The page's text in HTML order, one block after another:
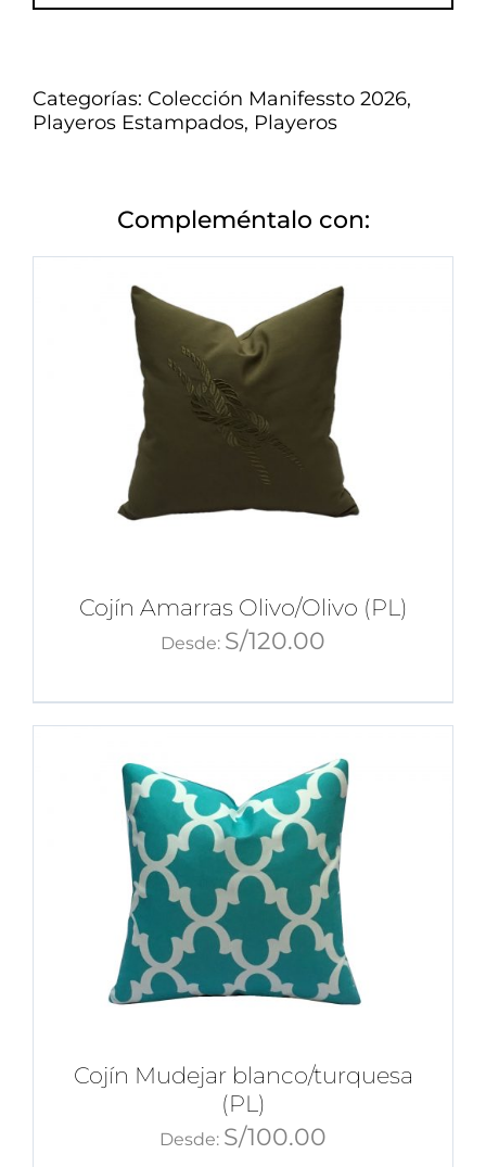
Categorías: Colección Manifessto 2026,
Playeros Estampados, Playeros
Compleméntalo con:
Cojín Amarras Olivo/Olivo (PL)
Desde: S/120.00
Cojín Mudejar blanco/turquesa
(PL)
Desde: S/100.00